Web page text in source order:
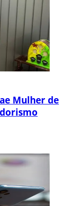
Mulher de